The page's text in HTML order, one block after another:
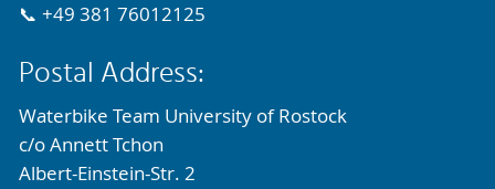
📞 +49 381 76012125
Postal Address:
Waterbike Team University of Rostock
c/o Annett Tchon
Albert-Einstein-Str. 2